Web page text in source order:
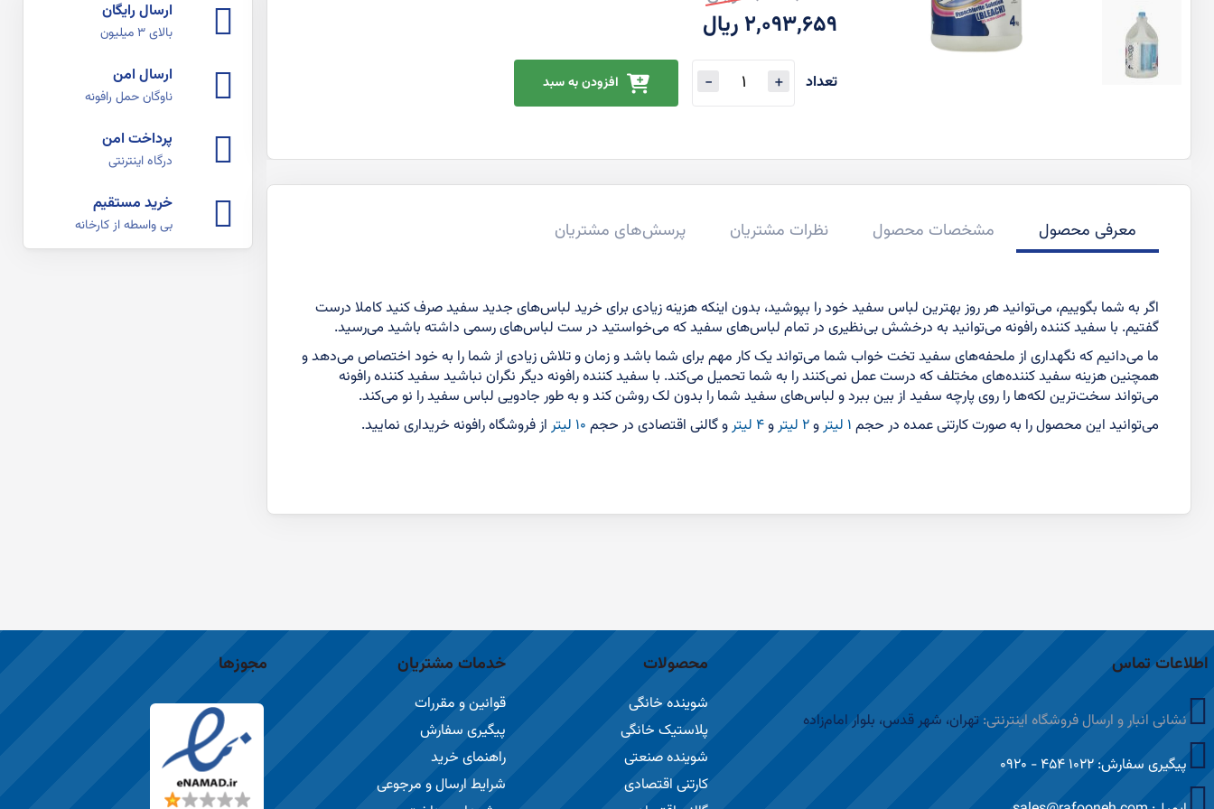
قیمت
2,093,659 ریال
عادی
تعداد افزودن به سبد
معرفی محصول
اگر به شما بگوییم، می‌توانید هر روز بهترین لباس سفید خود را بپوشید، بدون اینکه هزینه زیادی برای خرید لباس‌های جدید سفید صرف کنید کاملا درست
گفتیم. با سفید کننده رافونه می‌توانید به درخشش بی‌نظیری در تمام لباس‌های سفید که می‌خواستید در ست لباس‌های رسمی داشته باشید می‌رسید.
ما می‌دانیم که نگهداری از ملحفه‌های سفید تخت خواب شما می‌تواند یک کار مهم برای شما باشد و زمان و تلاش زیادی از شما را به خود اختصاص می‌دهد و
همچنین هزینه سفید کننده‌های مختلف که درست عمل نمی‌کنند را به شما تحمیل می‌کند. با سفید کننده رافونه دیگر نگران نباشید سفید کننده رافونه
می‌تواند سخت‌ترین لکه‌ها را روی پارچه سفید از بین ببرد و لباس‌های سفید شما را بدون لک روشن کند و به طور جادویی لباس سفید را نو می‌کند.
می‌توانید این محصول را به صورت کارتنی عمده در حجم ۱ لیتر و و و گالنی اقتصادی در حجم از فروشگاه رافونه خریداری نمایید.
مشخصات محصول نظرات مشتریان پرسش‌های مشتریان
ارسال رایگان
بالای ۳ میلیون
ارسال امن
ناوگان حمل رافونه
پرداخت امن
درگاه اینترنتی
خرید مستقیم
بی واسطه از کارخانه
اطلاعات تماس
نشانی انبار و ارسال فروشگاه اینترنتی: تهران، شهر قدس، بلوار امام‌زاده
پیگیری سفارش: ۱۰۲۲ ۴۵۴ - ۰۹۲۰
محصولات
شوینده خانگی
پلاستیک خانگی
شوینده صنعتی
کارتنی اقتصادی
خدمات مشتریان
قوانین و مقررات
پیگیری سفارش
راهنمای خرید
شرایط ارسال و مرجوعی
مجوزها